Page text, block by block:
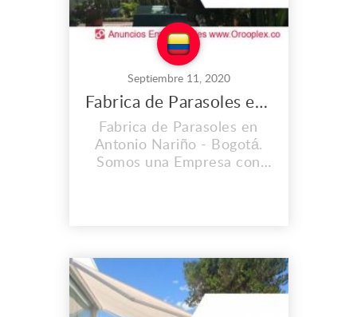
Septiembre 11, 2020
Fabrica de Parasoles en Antonio Nariño
Fabrica de Parasoles en
Antonio Nariño - Bogotá.
Somos una Empresa con
Colombia Teléfono: (+57)
3103451726 Correo:
parasolesdeluxe@gmail.com